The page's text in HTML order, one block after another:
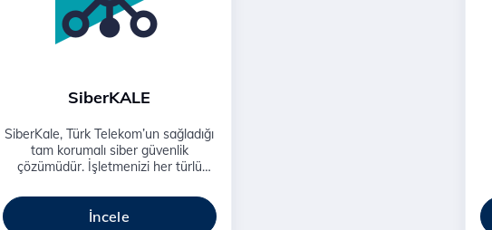
SiberKALE
SiberKale, Türk Telekom’un sağladığı
tam korumalı siber güvenlik
çözümüdür. İşletmenizi her türlü
bir hizmet.
İncele